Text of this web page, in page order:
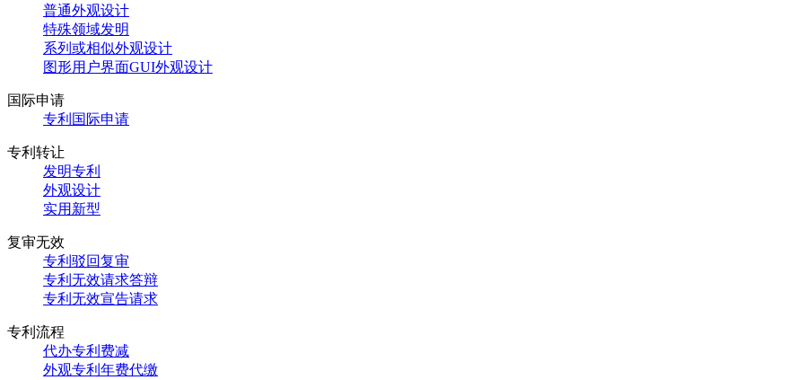
普通外观设计
特殊领域发明
系列或相似外观设计
图形用户界面GUI外观设计
国际申请
专利国际申请
专利转让
发明专利
外观设计
实用新型
复审无效
专利驳回复审
专利无效请求答辩
专利无效宣告请求
专利流程
代办专利费减
外观专利年费代缴